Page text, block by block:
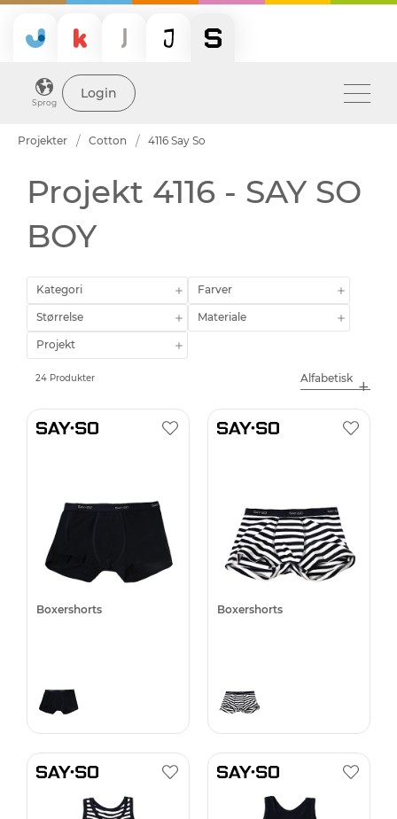
Sprog
Login
Projekter Cotton 4116 Say So
Projekt 4116 - SAY SO
BOY
Kategori Farver
Størrelse Materiale
Projekt
24 Produkter
Boxershorts Boxershorts